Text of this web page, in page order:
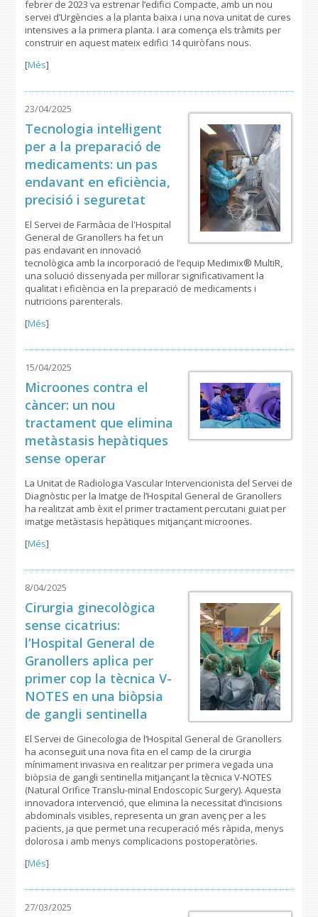
febrer de 2023 va estrenar l’edifici Compacte, amb un nou
servei d’Urgències a la planta baixa i una nova unitat de cures
intensives a la primera planta. I ara comença els tràmits per
construir en aquest mateix edifici 14 quiròfans nous.
[Més]
23/04/2025
Tecnologia intel·ligent
per a la preparació de
medicaments: un pas
endavant en eficiència,
precisió i seguretat
El Servei de Farmàcia de l'Hospital
General de Granollers ha fet un
pas endavant en innovació
tecnològica amb la incorporació de l’equip Medimix® MultiR,
una solució dissenyada per millorar significativament la
qualitat i eficiència en la preparació de medicaments i
nutricions parenterals.
[Més]
15/04/2025
Microones contra el
càncer: un nou
tractament que elimina
metàstasis hepàtiques
sense operar
La Unitat de Radiologia Vascular Intervencionista del Servei de
Diagnòstic per la Imatge de l’Hospital General de Granollers
ha realitzat amb èxit el primer tractament percutani guiat per
imatge metàstasis hepàtiques mitjançant microones.
[Més]
8/04/2025
Cirurgia ginecològica
sense cicatrius:
l’Hospital General de
Granollers aplica per
primer cop la tècnica V-
NOTES en una biòpsia
de gangli sentinella
El Servei de Ginecologia de l’Hospital General de Granollers
ha aconseguit una nova fita en el camp de la cirurgia
mínimament invasiva en realitzar per primera vegada una
biòpsia de gangli sentinella mitjançant la tècnica V-NOTES
(Natural Orifice Translu-minal Endoscopic Surgery). Aquesta
innovadora intervenció, que elimina la necessitat d’incisions
abdominals visibles, representa un gran avenç per a les
pacients, ja que permet una recuperació més ràpida, menys
dolorosa i amb menys complicacions postoperatòries.
[Més]
27/03/2025